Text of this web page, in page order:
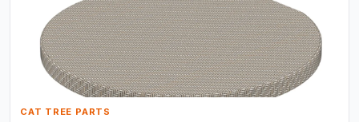
CAT TREE PARTS